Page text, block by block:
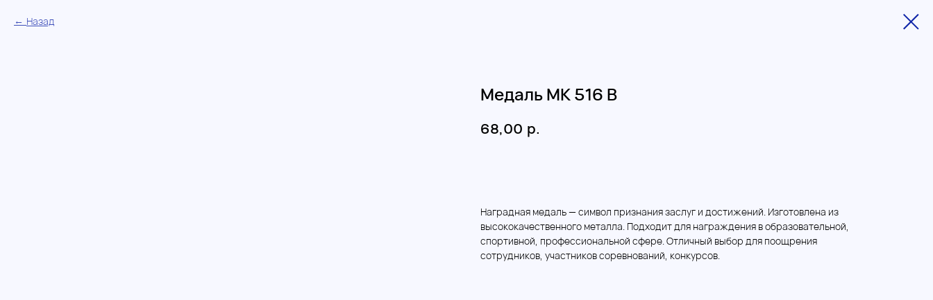
Назад
Медаль МK 516 B
68,00 р.
Наградная медаль — символ признания заслуг и достижений. Изготовлена из
высококачественного металла. Подходит для награждения в образовательной,
спортивной, профессиональной сфере. Отличный выбор для поощрения
сотрудников, участников соревнований, конкурсов.